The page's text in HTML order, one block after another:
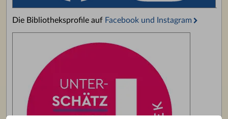
Die Bibliotheksprofile auf Facebook und Instagram